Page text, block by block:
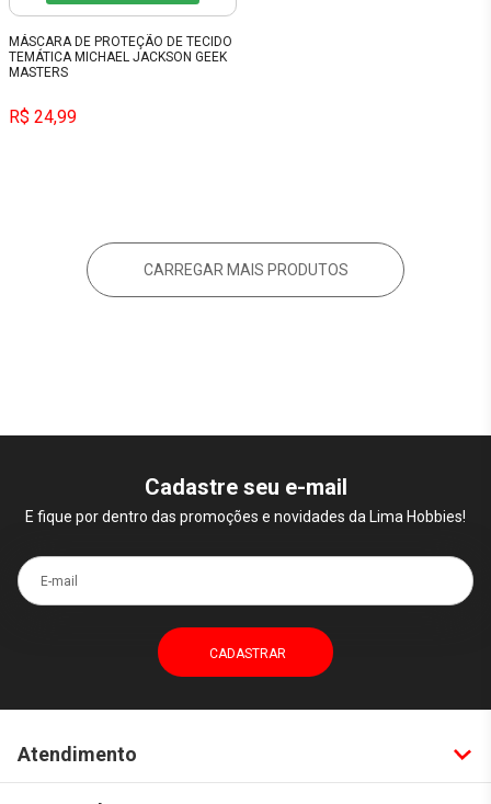
MÁSCARA DE PROTEÇÃO DE TECIDO
TEMÁTICA MICHAEL JACKSON GEEK
MASTERS
R$ 24,99
CARREGAR MAIS PRODUTOS
Cadastre seu e-mail
E fique por dentro das promoções e novidades da Lima Hobbies!
E-mail
Atendimento